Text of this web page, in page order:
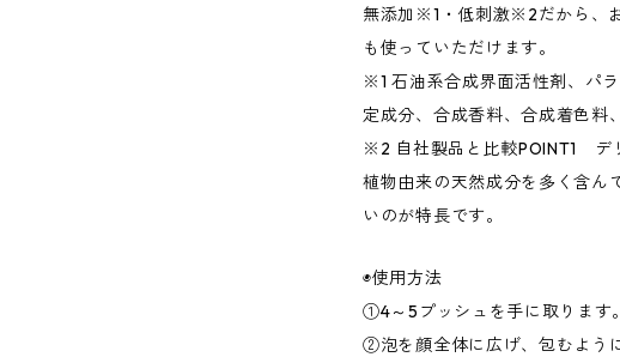
無添加※1・低刺激※2だから、
も使っていただけます。
※1 石油系合成界面活性剤、パ
定成分、合成香料、合成着色料
※2 自社製品と比較POINT1 デ
植物由来の天然成分を多く含
いのが特長です。
◉使用方法
①4～5プッシュを手に取ります。
②泡を顔全体に広げ、包むよう